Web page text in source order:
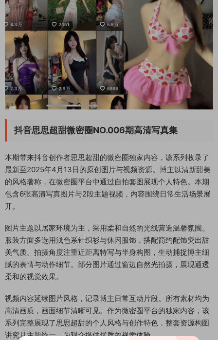
抖音思思超甜微密圈NO.006期高清写真集
本期带来抖音创作者思思超甜的微密圈独家内容，该系列收录了
最新至2025年4月13日的原创图片与视频资源。博主以清新甜美
的风格著称，在微密圈平台中通过自拍套图展现个人特色。本期
包含6张高清写真图片与2段主题视频，内容围绕日常生活场景展
开。
图片主题以居家环境为主，采用柔和自然的光线营造温馨氛围。
服装方面多选用浅色系针织衫与休闲服饰，搭配简约配饰突出甜
美气质。拍摄角度注重近距离特写与半身构图，生动捕捉博主细
腻的表情与动作细节。部分图片通过窗边自然光拍摄，展现通透
柔和的视觉效果。
视频内容延续图片风格，记录博主日常互动片段。所有素材均为
高清画质，画面细节清晰可见。作为微密圈平台的独家内容，该
系列完整展现了思思超甜的个人风格与创作特色，整套资源构图
讲究且主题统一，为观众提供优质的视觉体验。